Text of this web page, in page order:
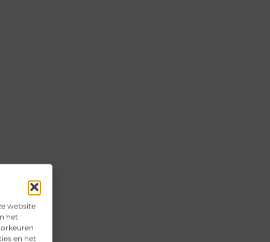
website
het
en het